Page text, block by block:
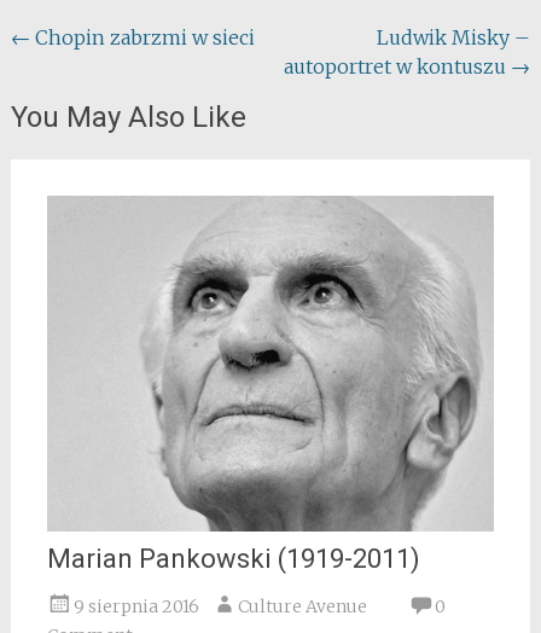
Post
← Chopin zabrzmi w sieci
Ludwik Misky –
autoportret w kontuszu →
You May Also Like
Marian Pankowski (1919-2011)
9 sierpnia 2016 Culture Avenue
0